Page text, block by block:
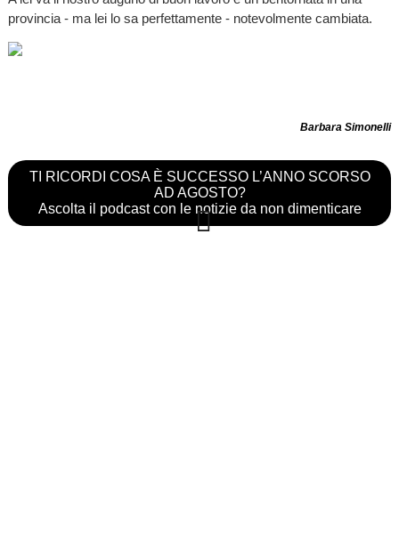
provincia - ma lei lo sa perfettamente - notevolmente cambiata.
Barbara Simonelli
TI RICORDI COSA È SUCCESSO L’ANNO SCORSO
AD AGOSTO?
Ascolta il podcast con le notizie da non dimenticare